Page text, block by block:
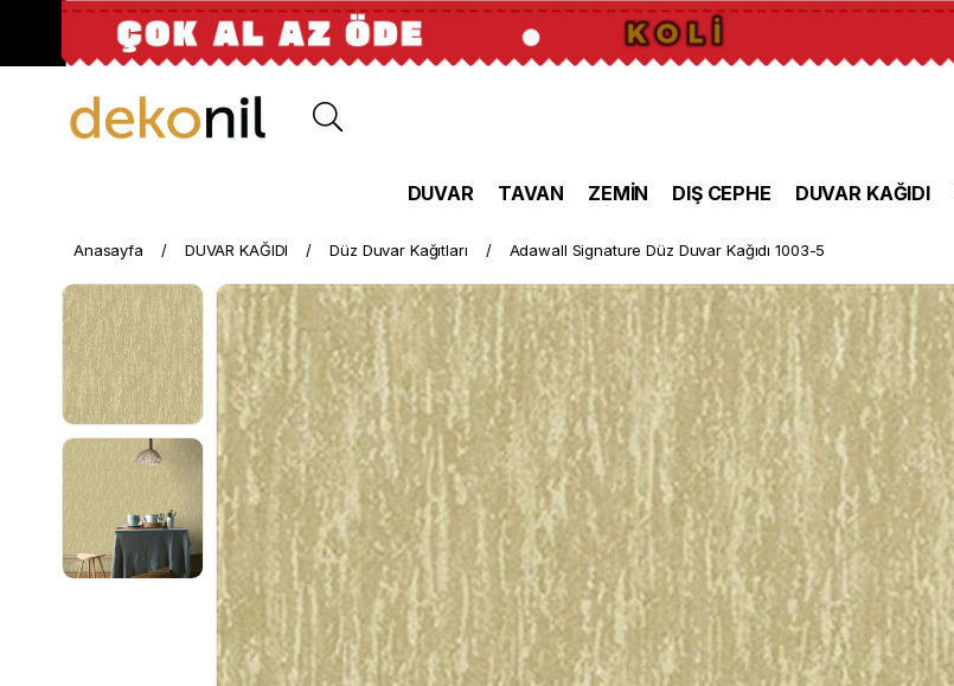
DUVAR TAVAN ZEMİN DIŞ CEPHE DUVAR KAĞIDI
Anasayfa DUVAR KAĞIDI Düz Duvar Kağıtları Adawall Signature Düz Duvar Kağıdı 1003-5